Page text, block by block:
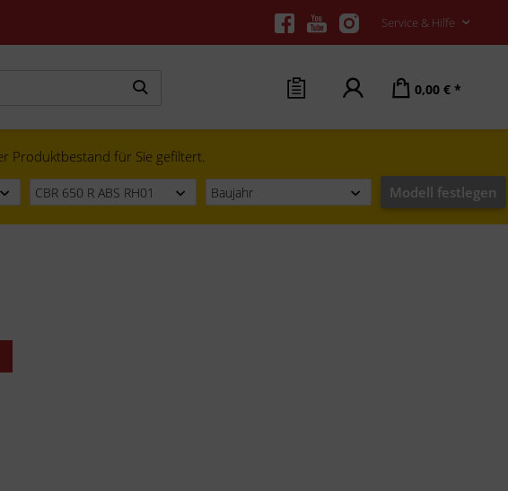
Service & Hilfe
0,00 € *
Produktbestand für Sie gefiltert.
Modell festlegen